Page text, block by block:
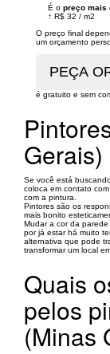
É o preço mais
↑ R$ 32 / m2
O preço final
um orçamento
é gratuito e sem
Gerais)
Se você está
coloca em contato
com a pintura.
Pintores são os
mais bonito
Mudar a cor da
por já estar há muito
alternativa que pode
transformar um local
Quais
pelos
(Minas